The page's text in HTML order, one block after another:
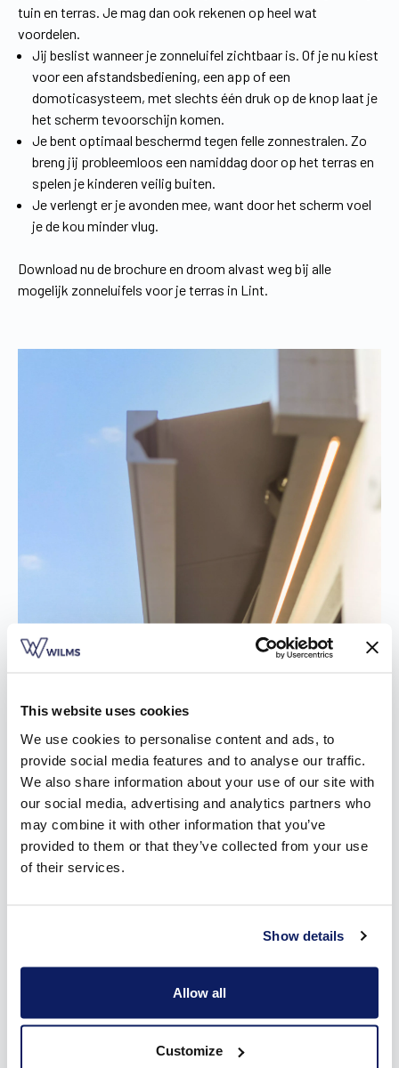
This website uses cookies
We use cookies to personalise content and ads, to
provide social media features and to analyse our traffic.
We also share information about your use of our site with
our social media, advertising and analytics partners who
may combine it with other information that you’ve
provided to them or that they’ve collected from your use
of their services.
Show details
Allow all
Customize
tuin en terras. Je mag dan ook rekenen op heel wat
voordelen.
Jij beslist wanneer je zonneluifel zichtbaar is. Of je nu kiest
voor een afstandsbediening, een app of een
domoticasysteem, met slechts één druk op de knop laat je
het scherm tevoorschijn komen.
Je bent optimaal beschermd tegen felle zonnestralen. Zo
breng jij probleemloos een namiddag door op het terras en
spelen je kinderen veilig buiten.
Je verlengt er je avonden mee, want door het scherm voel
je de kou minder vlug.
Download nu de brochure en droom alvast weg bij alle
mogelijk zonneluifels voor je terras in Lint.
Het aanbod zonneluifels van Wilms bestaat uit drie types. Alle
drie getuigen ze van een sterk staaltje spitstechnologie in
heeft een scherp, recht ontwerp in plaats van